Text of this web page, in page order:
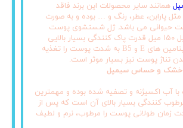
همانند سایر محصولات این برند فاقد
پارابن، عطر، رنگ و … بوده و به صورت
تست حیوانی می باشد. ژل شستشوی پوست
خشک و حساس سیمپل ۱۵۰ میل قدرت پاک کنندگی بسیار بالایی
داشته و با دارا بودن ویتامین های E و B5 به شدت پوست را تغذیه
تناژ پوست نیز بسیار موثر است.
و حساس سیمپل
آب اکسیژنه و تصفیه شده بوده و مهمترین
کنندگی بسیار بالای آن است که پس از
زمان طولانی پوست را مرطوب، نرم و لطیف